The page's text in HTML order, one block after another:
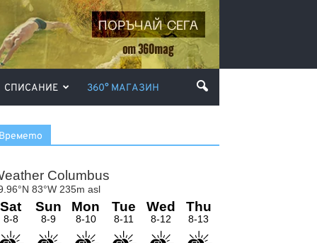
СПИСАНИЕ 360° МАГАЗИН